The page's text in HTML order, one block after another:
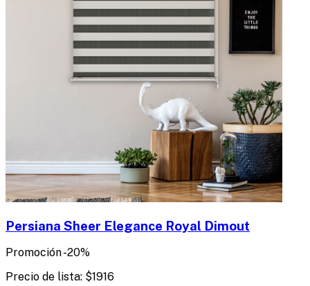
Persiana Sheer Elegance Royal Dimout
Promoción-20%
Precio de lista: $1916